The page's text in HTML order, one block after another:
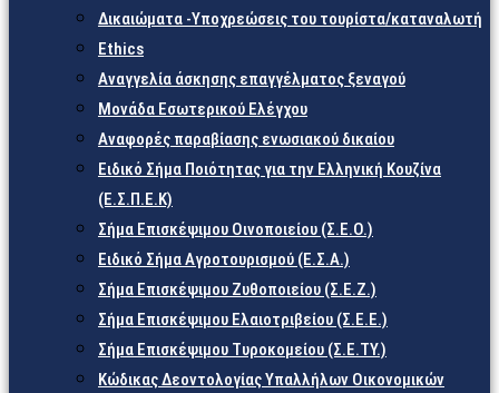
Δικαιώματα -Υποχρεώσεις του τουρίστα/καταναλωτή
Ethics
Αναγγελία άσκησης επαγγέλματος ξεναγού
Μονάδα Εσωτερικού Ελέγχου
Αναφορές παραβίασης ενωσιακού δικαίου
Ειδικό Σήμα Ποιότητας για την Ελληνική Κουζίνα
(Ε.Σ.Π.Ε.Κ)
Σήμα Επισκέψιμου Οινοποιείου (Σ.Ε.Ο.)
Ειδικό Σήμα Αγροτουρισμού (Ε.Σ.Α.)
Σήμα Επισκέψιμου Ζυθοποιείου (Σ.Ε.Ζ.)
Σήμα Επισκέψιμου Ελαιοτριβείου (Σ.Ε.Ε.)
Σήμα Επισκέψιμου Τυροκομείου (Σ.Ε.TY.)
Κώδικας Δεοντολογίας Υπαλλήλων Οικονομικών